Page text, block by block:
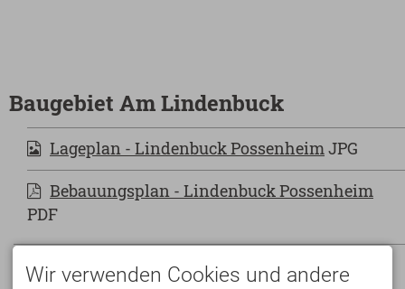
Baugebiet Am Lindenbuck
Lageplan - Lindenbuck Possenheim JPG
Bebauungsplan - Lindenbuck Possenheim
PDF
Wir verwenden Cookies und andere